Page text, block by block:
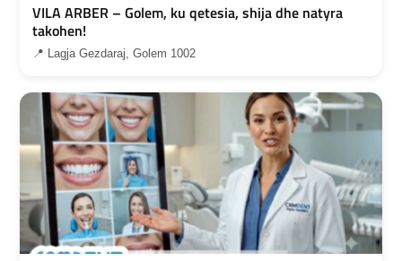
VILA ARBER – Golem, ku qetesia, shija dhe natyra
takohen!
📍 Lagja Gezdaraj, Golem 1002